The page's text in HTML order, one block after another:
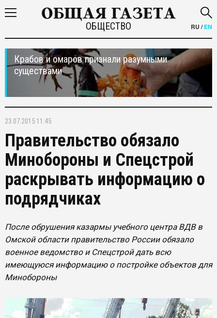
ОБЩЕСТВО RU /EN
Крабов и омаров признали разумными
существами
23.07.2015 11:45
Правительство обязало
Минобороны и Спецстрой
раскрывать информацию о
подрядчиках
После обрушения казармы учебного центра ВДВ в
Омской области правительство России обязало
военное ведомство и Спецстрой дать всю
имеющуюся информацию о постройке объектов для
Минобороны